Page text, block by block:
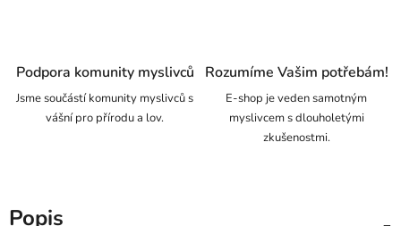
Podpora komunity myslivců
Jsme součástí komunity myslivců s
vášní pro přírodu a lov.
Rozumíme Vašim potřebám!
E-shop je veden samotným
myslivcem s dlouholetými
zkušenostmi.
Popis